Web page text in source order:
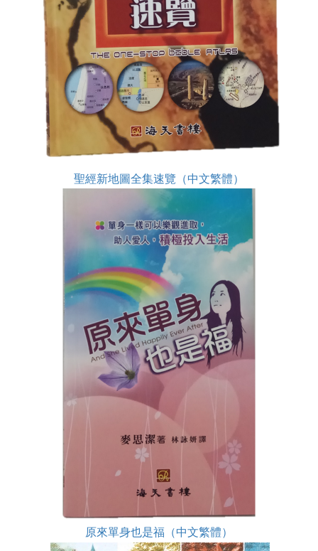
聖經新地圖全集速覽（中文繁體）
原來單身也是福（中文繁體）